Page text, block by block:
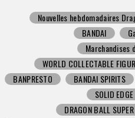
Nouvelles hebdomadaires
BANDAI
Marchandises
WORLD COLLECTABLE
BANPRESTO
BANDAI SPIRITS
SOLID
DRAGON BALL